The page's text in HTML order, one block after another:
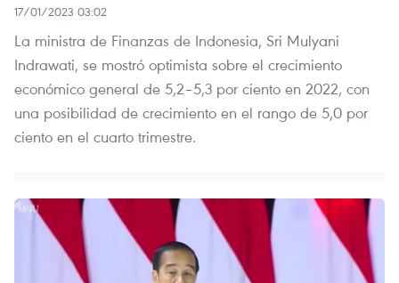
17/01/2023 03:02
La ministra de Finanzas de Indonesia, Sri Mulyani
Indrawati, se mostró optimista sobre el crecimiento
económico general de 5,2–5,3 por ciento en 2022, con
una posibilidad de crecimiento en el rango de 5,0 por
ciento en el cuarto trimestre.